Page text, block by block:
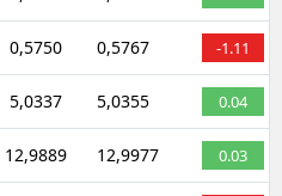
Malatya
Kahramanmaraş
Mardin
0,5750 0,5767 -1.11
5,0337 5,0355 0.04
12,9889 12,9977 0.03